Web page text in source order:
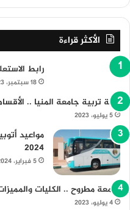
الأكثر قراءة
رابط
18 سبتمبر، 2023
كلية تربية جامعة المنيا ..
5 يوليو، 2023
مواعيد
2024
5 فبراير، 2024
جامعة مطروح .. الكليات
4 يوليو، 2023